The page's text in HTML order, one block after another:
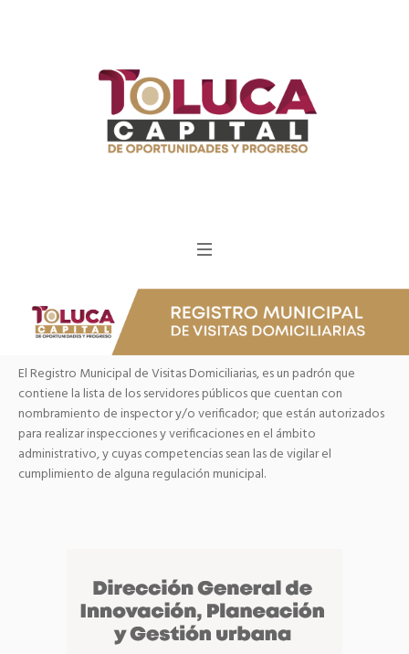
El Registro Municipal de Visitas Domiciliarias, es un padrón que
contiene la lista de los servidores públicos que cuentan con
nombramiento de inspector y/o verificador; que están autorizados
para realizar inspecciones y verificaciones en el ámbito
administrativo, y cuyas competencias sean las de vigilar el
cumplimiento de alguna regulación municipal.